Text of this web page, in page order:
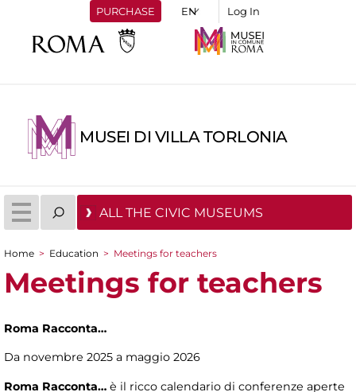
PURCHASE Log In
MUSEI DI VILLA TORLONIA
ALL THE CIVIC MUSEUMS
You are here
Home > Education > Meetings for teachers
Meetings for teachers
Roma Racconta…
Da novembre 2025 a maggio 2026
Roma Racconta… è il ricco calendario di conferenze aperte